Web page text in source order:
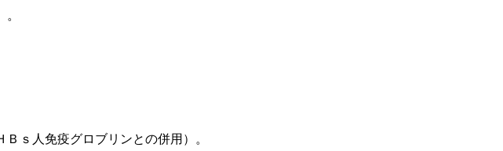
ｓ人免疫グロブリンとの併用）。